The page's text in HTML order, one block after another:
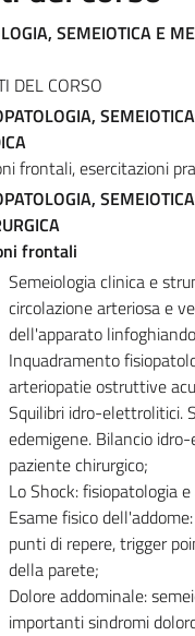
SEMEIOTICA E
DEL CORSO
frontali, esercitazioni
frontali
Semeiologia clinica e
circolazione arteriosa e
dell'apparato
Inquadramento
arteriopatie ostruttive
Squilibri idro-elettrolitici.
edemigene. Bilancio
paziente chirurgico;
Lo Shock: fisiopatologia
Esame fisico
punti di repere, trigger
della parete;
Dolore addominale:
importanti sindromi